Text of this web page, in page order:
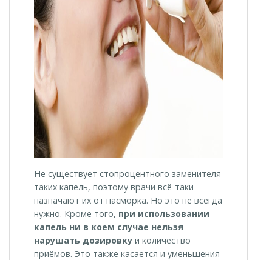
Не существует стопроцентного заменителя
таких капель, поэтому врачи всё-таки
назначают их от насморка. Но это не всегда
нужно. Кроме того, при использовании
капель ни в коем случае нельзя
нарушать дозировку и количество
приёмов. Это также касается и уменьшения